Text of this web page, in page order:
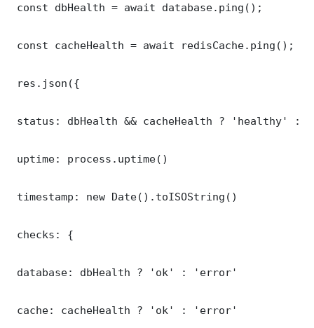
const dbHealth = await database.ping();
const cacheHealth = await redisCache.ping();
res.json({
status: dbHealth && cacheHealth ? 'healthy' :
uptime: process.uptime()
timestamp: new Date().toISOString()
checks: {
database: dbHealth ? 'ok' : 'error'
cache: cacheHealth ? 'ok' : 'error'